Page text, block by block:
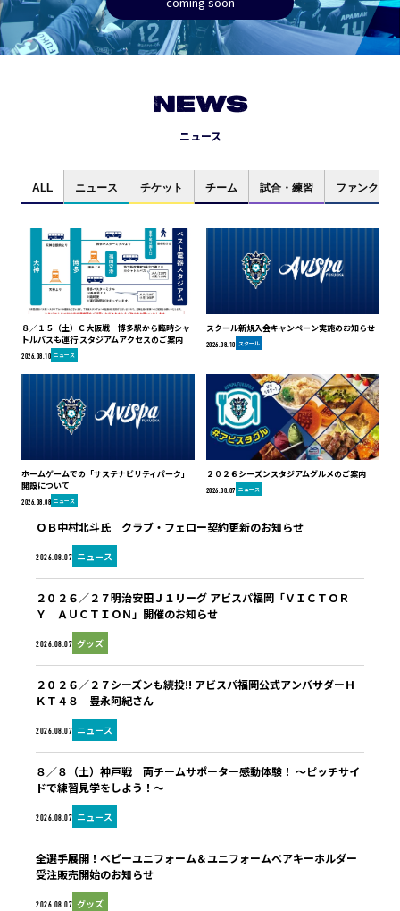
NEWS
ニュース
ALL ニュース チケット チーム 試合・練習 ファンクラブ
８／１５（土）Ｃ大阪戦 博多駅から臨時シャ
トルバスも運行 スタジアムアクセスのご案内
2026.08.10 ニュース
スクール新規入会キャンペーン実施のお知らせ
2026.08.10 スクール
ホームゲームでの「サステナビリティパーク」
開設について
2026.08.08 ニュース
２０２６シーズンスタジアムグルメのご案内
2026.08.07 ニュース
2026.08.07 ニュース
ＯＢ中村北斗氏 クラブ・フェロー契約更新のお知らせ
2026.08.07 グッズ
２０２６／２７明治安田Ｊ１リーグ アビスパ福岡「ＶＩＣＴＯＲ
Ｙ ＡＵＣＴＩＯＮ」開催のお知らせ
2026.08.07 ニュース
２０２６／２７シーズンも続投!! アビスパ福岡公式アンバサダーＨ
ＫＴ４８ 豊永阿紀さん
2026.08.07 ニュース
８／８（土）神戸戦 両チームサポーター感動体験！ ～ピッチサイ
ドで練習見学をしよう！～
2026.08.07 グッズ
全選手展開！ベビーユニフォーム＆ユニフォームベアキーホルダー
受注販売開始のお知らせ